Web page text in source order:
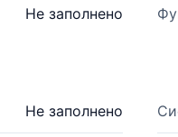
Не заполнено
Не заполнено